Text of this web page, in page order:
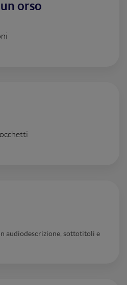
orso
audiodescrizione, sottotitoli e